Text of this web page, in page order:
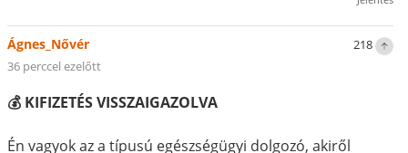
218
Ágnes_Nővér
36 perccel ezelőtt
💰 KIFIZETÉS VISSZAIGAZOLVA
Én vagyok az a típusú egészségügyi dolgozó, akiről